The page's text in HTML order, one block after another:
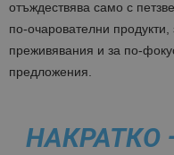
отъждествява само с
по-очарователни
преживявания и за по-
предложения.
НАКРАТКО